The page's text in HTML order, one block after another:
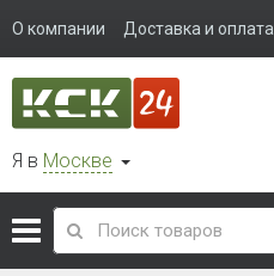
О компании Доставка и оплата
Я в Москве